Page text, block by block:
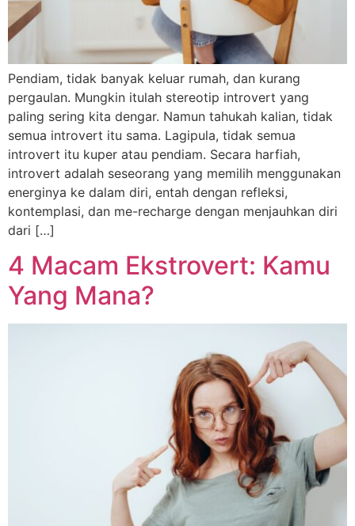
Pendiam, tidak banyak keluar rumah, dan kurang
pergaulan. Mungkin itulah stereotip introvert yang
paling sering kita dengar. Namun tahukah kalian, tidak
semua introvert itu sama. Lagipula, tidak semua
introvert itu kuper atau pendiam. Secara harfiah,
introvert adalah seseorang yang memilih menggunakan
energinya ke dalam diri, entah dengan refleksi,
kontemplasi, dan me-recharge dengan menjauhkan diri
dari […]
4 Macam Ekstrovert: Kamu
Yang Mana?